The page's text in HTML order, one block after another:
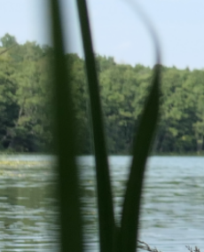
to
content